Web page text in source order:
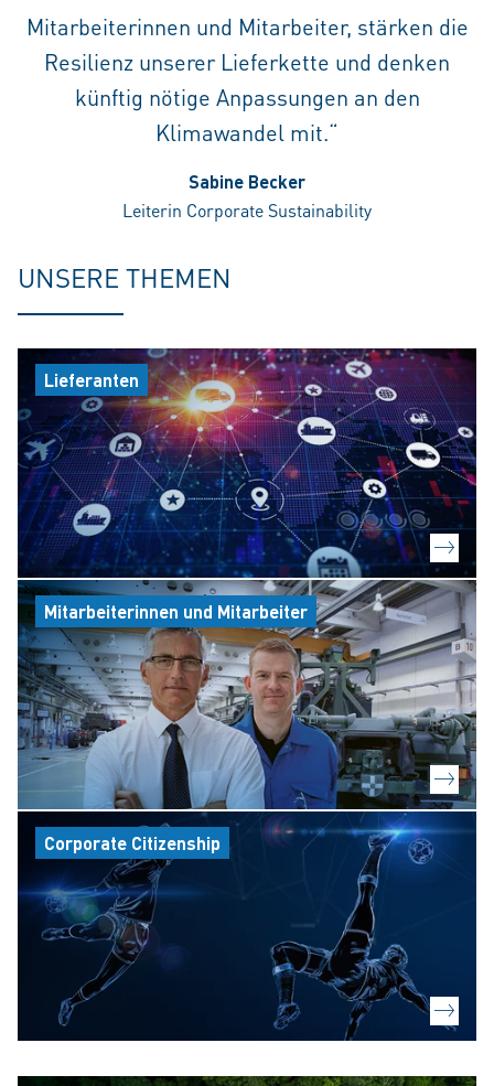
Mitarbeiterinnen und Mitarbeiter, stärken die
Resilienz unserer Lieferkette und denken
künftig nötige Anpassungen an den
Klimawandel mit.“
Sabine Becker
Leiterin Corporate Sustainability
UNSERE THEMEN
Lieferanten
Mitarbeiterinnen und Mitarbeiter
Corporate Citizenship